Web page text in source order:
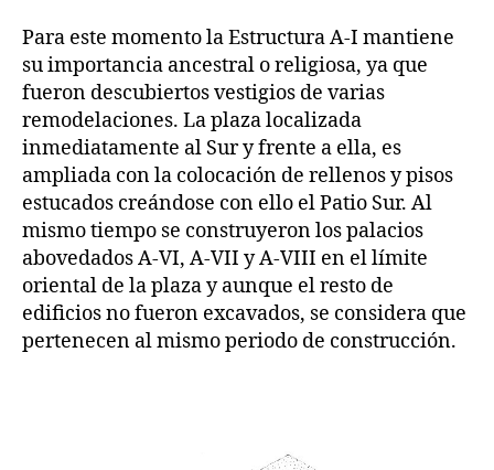
Para este momento la Estructura A-I mantiene
su importancia ancestral o religiosa, ya que
fueron descubiertos vestigios de varias
remodelaciones. La plaza localizada
inmediatamente al Sur y frente a ella, es
ampliada con la colocación de rellenos y pisos
estucados creándose con ello el Patio Sur. Al
mismo tiempo se construyeron los palacios
abovedados A-VI, A-VII y A-VIII en el límite
oriental de la plaza y aunque el resto de
edificios no fueron excavados, se considera que
pertenecen al mismo periodo de construcción.